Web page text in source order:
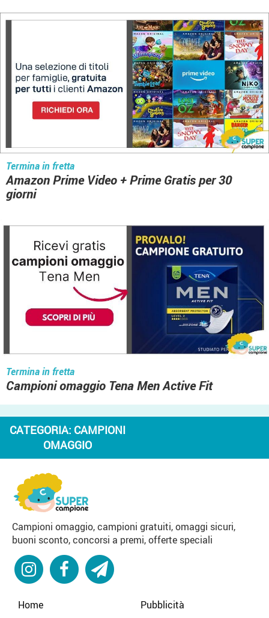
Termina in fretta
Amazon Prime Video + Prime Gratis per 30
giorni
Termina in fretta
Campioni omaggio Tena Men Active Fit
CATEGORIA: CAMPIONI
OMAGGIO
Campioni omaggio, campioni gratuiti, omaggi sicuri,
buoni sconto, concorsi a premi, offerte speciali
Home
Pubblicità